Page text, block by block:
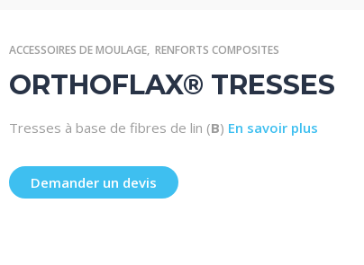
ACCESSOIRES DE MOULAGE,RENFORTS COMPOSITES
ORTHOFLAX® TRESSES
Tresses à base de fibres de lin (B) En savoir plus
Demander un devis